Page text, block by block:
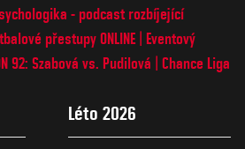
- podcast rozbíjející
přestupy ONLINE
Eventový
92: Szabová vs. Pudilová
Chance Liga
Léto 2026